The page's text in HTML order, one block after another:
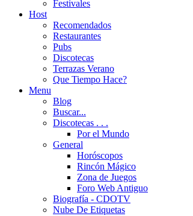
Festivales
Host
Recomendados
Restaurantes
Pubs
Discotecas
Terrazas Verano
Que Tiempo Hace?
Menu
Blog
Buscar...
Discotecas . . .
Por el Mundo
General
Horóscopos
Rincón Mágico
Zona de Juegos
Foro Web Antiguo
Biografía - CDOTV
Nube De Etiquetas